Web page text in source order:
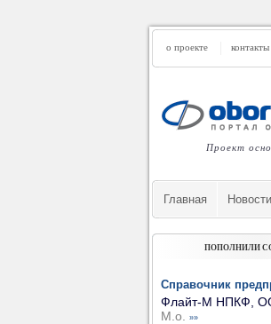
о проекте контакты
Проект
Главная
ПОПОЛНИЛИ
Справочник
Флайт-М НПКФ,
М.о.
»»